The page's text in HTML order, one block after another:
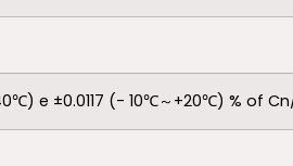
e ±0.0117 (- 10℃～+20℃) % of